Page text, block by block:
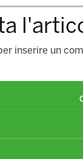
inserire un